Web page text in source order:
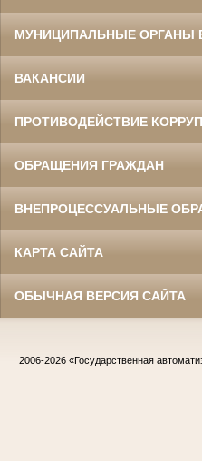
МУНИЦИПАЛЬНЫЕ ОРГАНЫ
ВАКАНСИИ
ПРОТИВОДЕЙСТВИЕ
ОБРАЩЕНИЯ ГРАЖДАН
ВНЕПРОЦЕССУАЛЬНЫЕ
КАРТА САЙТА
ОБЫЧНАЯ ВЕРСИЯ САЙТА
2006-2026 «Государственная